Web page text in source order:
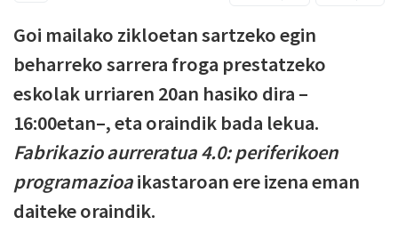
Goi mailako zikloetan sartzeko egin
beharreko sarrera froga prestatzeko
eskolak urriaren 20an hasiko dira –
16:00etan–, eta oraindik bada lekua.
Fabrikazio aurreratua 4.0: periferikoen
programazioaikastaroan ere izena eman
daiteke oraindik.